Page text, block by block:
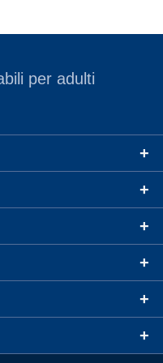
per adulti
+
+
+
+
+
+